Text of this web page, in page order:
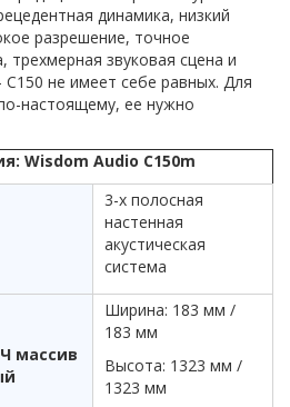
динамика, низкий
разрешение, точное
трехмерная звуковая сцена и
С150 не имеет себе равных. Для
настоящему, ее нужно
Wisdom Audio C150m
3-х полосная
настенная
акустическая
система
массив
Ширина: 183 мм /
183 мм
Высота: 1323 мм /
1323 мм